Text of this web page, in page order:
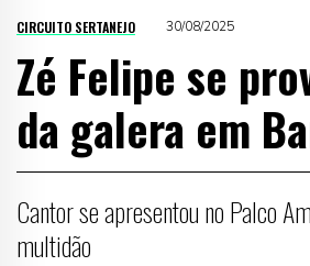
CIRCUITO SERTANEJO 30/08/2025
Zé Felipe se
da galera em
Cantor se apresentou no Palco
multidão